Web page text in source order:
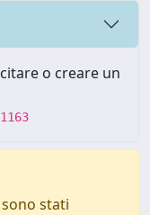
o creare un
stati